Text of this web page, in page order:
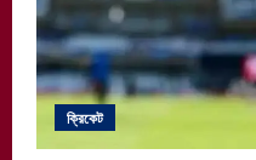
ক্রিকেট